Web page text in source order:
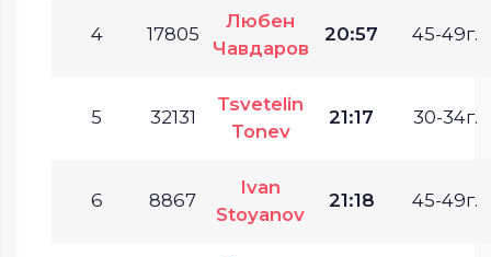
4 17805
Любен
Чавдаров
20:57 45-49г.
5 32131
Tsvetelin
Tonev
21:17 30-34г.
6 8867
Ivan
Stoyanov
21:18 45-49г.